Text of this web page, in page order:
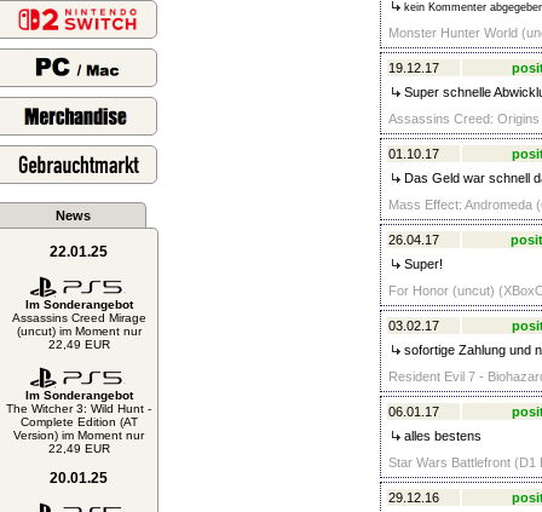
News
22.01.25
Im Sonderangebot
Assassins Creed Mirage
(uncut) im Moment nur
22,49 EUR
Im Sonderangebot
The Witcher 3: Wild Hunt -
Complete Edition (AT
Version) im Moment nur
22,49 EUR
20.01.25
kein Kommenter
Monster Hunter World
19.12.17
Super schnelle
Assassins Creed:
01.10.17
Das Geld war schnell
Mass Effect: Andromeda
26.04.17
Super!
For Honor (uncut)
03.02.17
sofortige Zahlung und
Resident Evil 7 -
06.01.17
alles bestens
Star Wars Battlefront (D1
29.12.16